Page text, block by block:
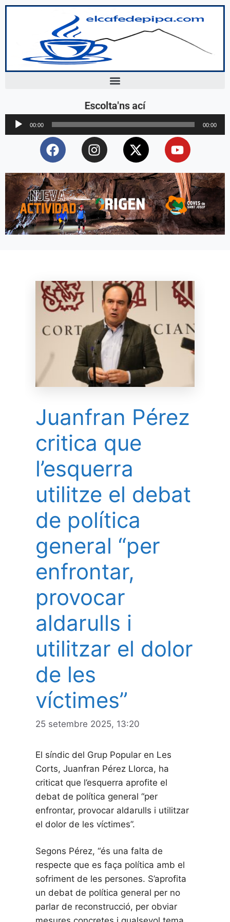
Escolta'ns ací
Reproductor
d'àudio
00:00 00:00
Juanfran Pérez
critica que
l’esquerra
utilitze el debat
de política
general “per
enfrontar,
provocar
aldarulls i
utilitzar el dolor
de les
víctimes”
25 setembre 2025, 13:20
El síndic del Grup Popular en Les
Corts, Juanfran Pérez Llorca, ha
criticat que l’esquerra aprofite el
debat de política general “per
enfrontar, provocar aldarulls i utilitzar
el dolor de les víctimes”.
Segons Pérez, “és una falta de
respecte que es faça política amb el
sofriment de les persones. S’aprofita
un debat de política general per no
parlar de reconstrucció, per obviar